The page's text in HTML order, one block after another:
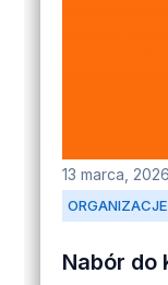
13 marca, 2026
Nabór do